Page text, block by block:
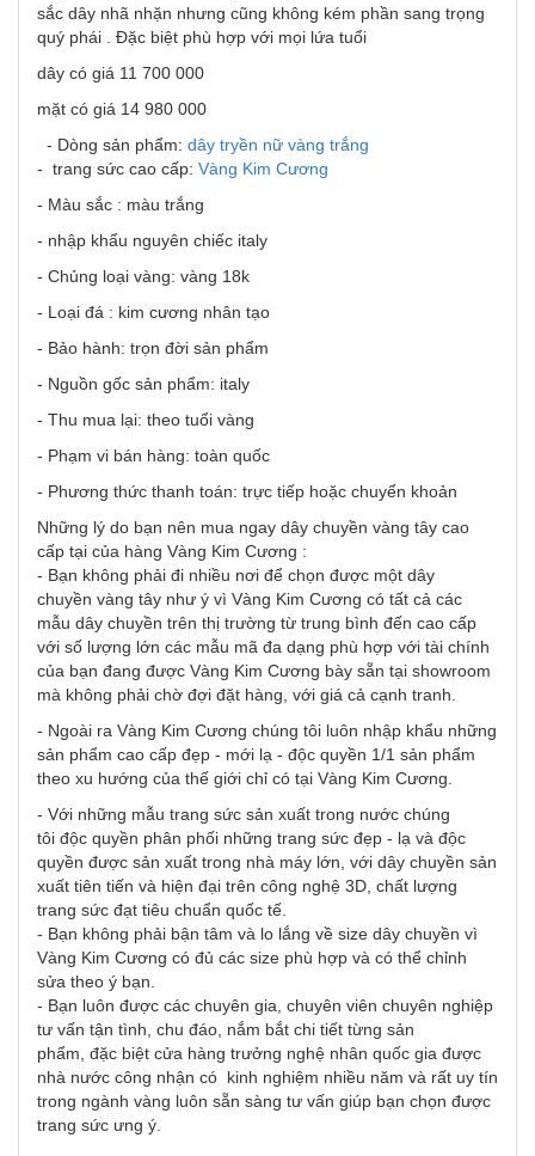
sắc dây nhã nhặn nhưng cũng không kém phần sang trọng
quý phái . Đặc biệt phù hợp với mọi lứa tuổi
dây có giá 11 700 000
mặt có giá 14 980 000
- Dòng sản phẩm: dây tryền nữ vàng trắng
- trang sức cao cấp: Vàng Kim Cương
- Màu sắc : màu trắng
- nhập khẩu nguyên chiếc italy
- Chủng loại vàng: vàng 18k
- Loại đá : kim cương nhân tạo
- Bảo hành: trọn đời sản phẩm
- Nguồn gốc sản phẩm: italy
- Thu mua lại: theo tuổi vàng
- Phạm vi bán hàng: toàn quốc
- Phương thức thanh toán: trực tiếp hoặc chuyển khoản
Những lý do bạn nên mua ngay dây chuyền vàng tây cao
cấp tại của hàng Vàng Kim Cương :
- Bạn không phải đi nhiều nơi để chọn được một dây
chuyền vàng tây như ý vì Vàng Kim Cương có tất cả các
mẫu dây chuyền trên thị trường từ trung bình đến cao cấp
với số lượng lớn các mẫu mã đa dạng phù hợp với tài chính
của bạn đang được Vàng Kim Cương bày sẵn tại showroom
mà không phải chờ đợi đặt hàng, với giá cả cạnh tranh.
- Ngoài ra Vàng Kim Cương chúng tôi luôn nhập khẩu những
sản phẩm cao cấp đẹp - mới lạ - độc quyền 1/1 sản phẩm
theo xu hướng của thế giới chỉ có tại Vàng Kim Cương.
- Với những mẫu trang sức sản xuất trong nước chúng
tôi độc quyền phân phối những trang sức đẹp - lạ và độc
quyền được sản xuất trong nhà máy lớn, với dây chuyền sản
xuất tiên tiến và hiện đại trên công nghệ 3D, chất lượng
trang sức đạt tiêu chuẩn quốc tế.
- Bạn không phải bận tâm và lo lắng về size dây chuyền vì
Vàng Kim Cương có đủ các size phù hợp và có thể chỉnh
sửa theo ý bạn.
- Bạn luôn được các chuyên gia, chuyên viên chuyên nghiệp
tư vấn tận tình, chu đáo, nắm bắt chi tiết từng sản
phẩm, đặc biệt cửa hàng trưởng nghệ nhân quốc gia được
nhà nước công nhận có kinh nghiệm nhiều năm và rất uy tín
trong ngành vàng luôn sẵn sàng tư vấn giúp bạn chọn được
trang sức ưng ý.